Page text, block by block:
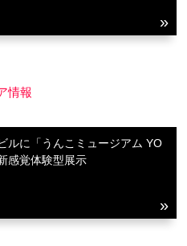
情報
ルに「うんこミュージアム YO
感覚体験型展示